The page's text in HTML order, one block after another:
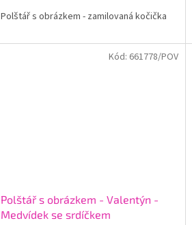
Polštář s obrázkem - zamilovaná kočička
Polštář s obrázkem - Valentýn -
Medvídek se srdíčkem
Kód: 661778/POV